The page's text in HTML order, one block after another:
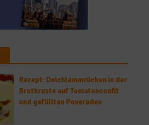
Rezept: Deichlammrücken in der
Brotkruste auf Tomatenconfit
und gefüllten Poveraden